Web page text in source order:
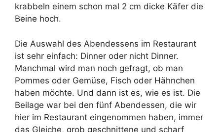
krabbeln einem schon mal 2 cm dicke Käfer die
Beine hoch.
Die Auswahl des Abendessens im Restaurant
ist sehr einfach: Dinner oder nicht Dinner.
Manchmal wird man noch gefragt, ob man
Pommes oder Gemüse, Fisch oder Hähnchen
haben möchte. Und dann ist es, wie es ist. Die
Beilage war bei den fünf Abendessen, die wir
hier im Restaurant eingenommen haben, immer
das Gleiche, grob geschnittene und scharf